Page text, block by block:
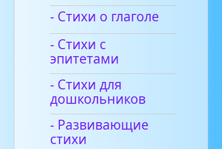
- Стихи о глаголе
- Стихи с
эпитетами
- Стихи для
дошкольников
- Развивающие
стихи